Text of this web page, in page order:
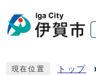
現在位置 トップ